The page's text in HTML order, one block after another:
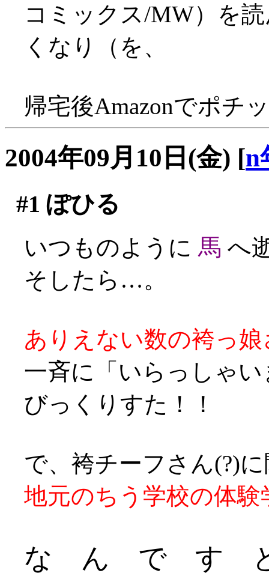
コミックス/MW）を
くなり（を、
帰宅後Amazonでポチ
2004年09月10日(金) [n
#1 ぽひる
いつものように 馬 へ
そしたら…。
ありえない数の袴っ
一斉に「いらっしゃ
びっくりすた！！
で、袴チーフさん(?)
地元のちう学校の体験
な ん で す と